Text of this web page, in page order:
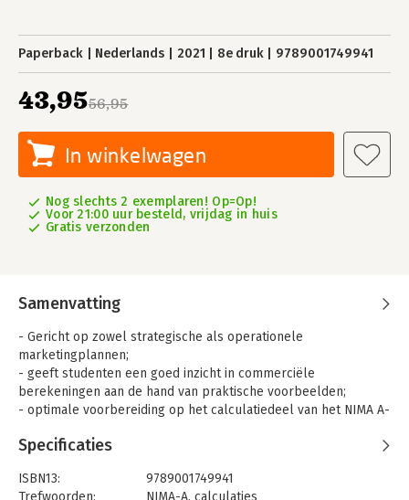
Paperback Nederlands 2021 8e druk 9789001749941
56,95
43,95
In winkelwagen
Nog slechts 2 exemplaren! Op=Op!
Voor 21:00 uur besteld, vrijdag in huis
Gratis verzonden
Samenvatting
- Gericht op zowel strategische als operationele
marketingplannen;
- geeft studenten een goed inzicht in commerciële
berekeningen aan de hand van praktische voorbeelden;
- optimale voorbereiding op het calculatiedeel van het NIMA A-
Commerciële calculaties 1 sluit nauw aan bij de wens van veel
hbo-docenten marketing om hun studenten in staat te stellen
commerciële berekeningen te maken voor strategische en
Specificaties
ISBN13:
9789001749941
Trefwoorden:
NIMA-A, calculaties